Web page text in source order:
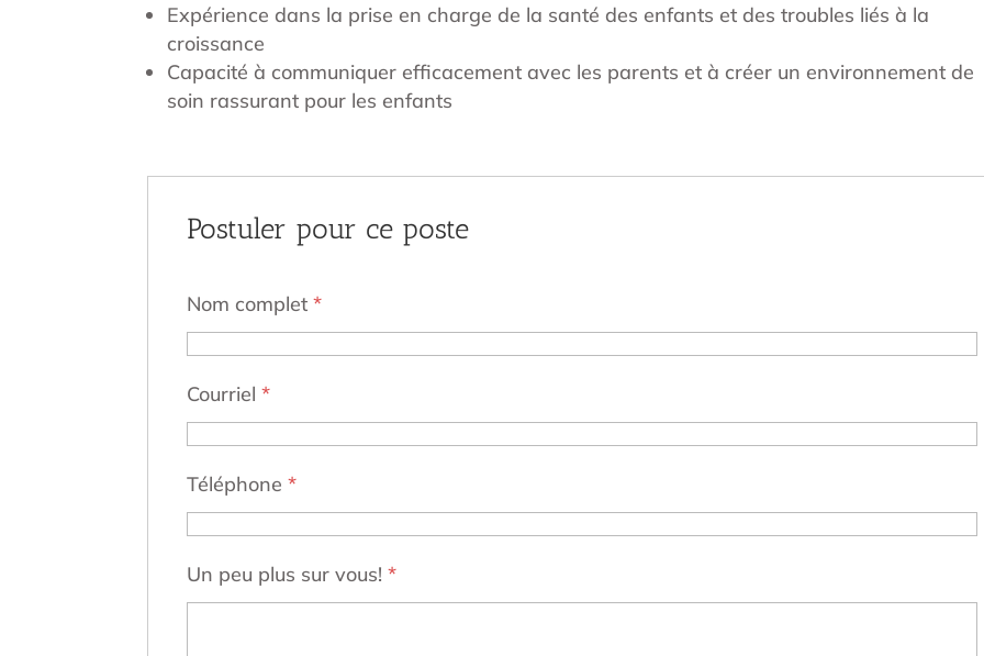
Expérience dans la prise en charge de la santé des enfants et des troubles liés à la
croissance
Capacité à communiquer efficacement avec les parents et à créer un environnement de
soin rassurant pour les enfants
Postuler pour ce poste
Nom complet*
Courriel*
Téléphone*
Un peu plus sur vous!*